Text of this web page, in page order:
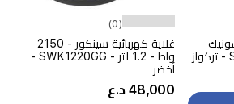
(0)
غلاية كهربائية سينكور - 2150
واط - 1.2 لتر - SWK1220GG -
أخضر
48,000 د.ع